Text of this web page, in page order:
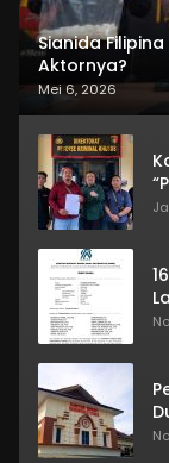
Sianida
Aktornya?
Mei 6, 2026